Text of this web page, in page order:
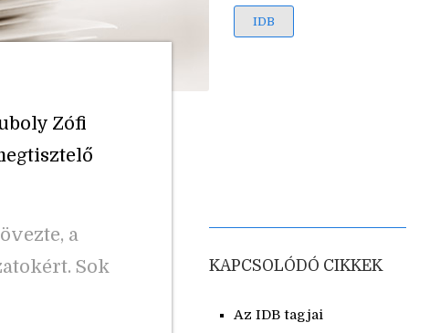
IDB
Zófi
a
Sok
KAPCSOLÓDÓ CIKKEK
Az IDB tagjai